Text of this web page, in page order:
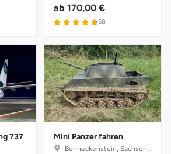
ab 170,00 €
4.7 von 5
58
737
Mini Panzer fahren
Benneckenstein, Sachsen-Anhalt